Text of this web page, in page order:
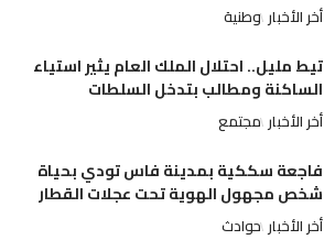
أخر الأخبار وطنية
تيط مليل.. احتلال الملك العام يثير استياء
الساكنة ومطالب بتدخل السلطات
أخر الأخبار مجتمع
فاجعة سككية بمدينة فاس تودي بحياة
شخص مجهول الهوية تحت عجلات القطار
أخر الأخبار حوادث